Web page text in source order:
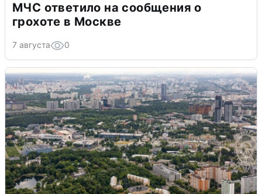
МЧС ответило на сообщения о
грохоте в Москве
7 августа 0